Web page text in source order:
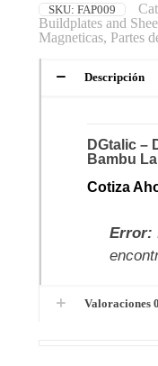
SKU: FAP009
Buildplates and
Magneticas, Partes
Descripción
DGtalic –
Bambu
Cotiza
Error:
Valoraciones 0